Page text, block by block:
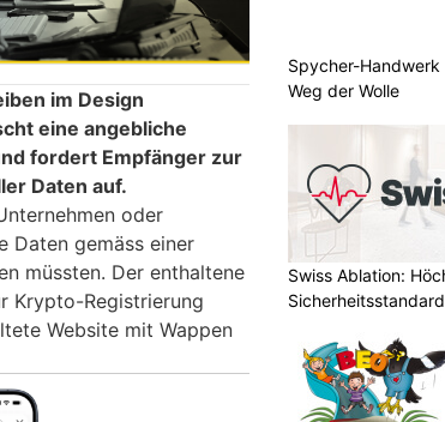
im Design
eine angebliche
fordert Empfänger zur
Daten auf.
oder
Daten gemäss einer
müssten. Der enthaltene
Krypto-Registrierung
Website mit Wappen
Spycher-
Weg der Wolle
Swiss Ablation: